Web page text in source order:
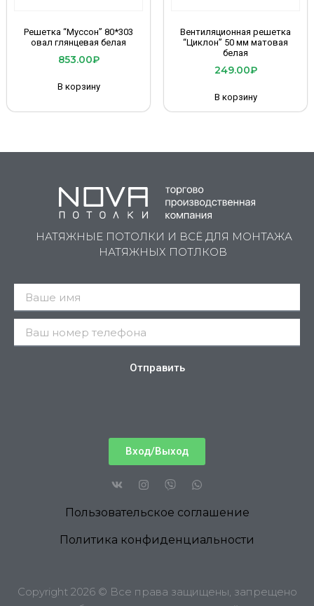
Решетка “Муссон” 80*303
овал глянцевая белая
853.00₽
В корзину
Вентиляционная решетка
“Циклон” 50 мм матовая
белая
249.00₽
В корзину
НАТЯЖНЫЕ ПОТОЛКИ И ВСЁ ДЛЯ МОНТАЖА
НАТЯЖНЫХ ПОТЛКОВ
Отправить
Вход/Выход
Пользовательское соглашение
Политика конфиденциальности
Copyright 2026 © Все права защищены, запрещено